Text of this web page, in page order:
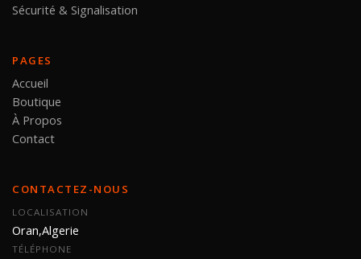
Sécurité & Signalisation
PAGES
Accueil
Boutique
À Propos
Contact
CONTACTEZ-NOUS
LOCALISATION
Oran,Algerie
TÉLÉPHONE